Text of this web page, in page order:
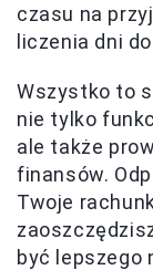
czasu na
liczenia dni
Wszystko to
nie tylko
ale także
finansów.
Twoje
być lepszego